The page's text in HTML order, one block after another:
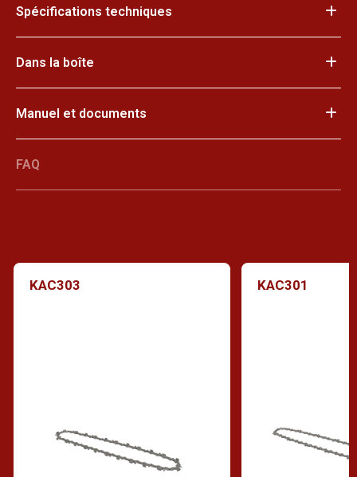
Spécifications techniques
Dans la boîte
Manuel et documents
FAQ
KAC303 KAC301